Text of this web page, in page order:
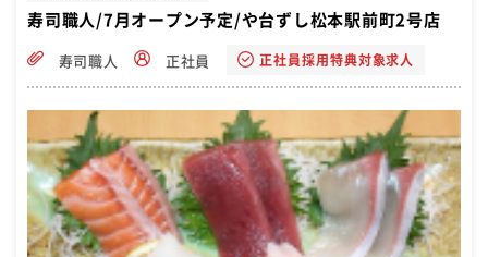
寿司職人/7月オープン予定/や台ずし松本駅前町2号店
寿司職人 正社員 正社員採用特典対象求人